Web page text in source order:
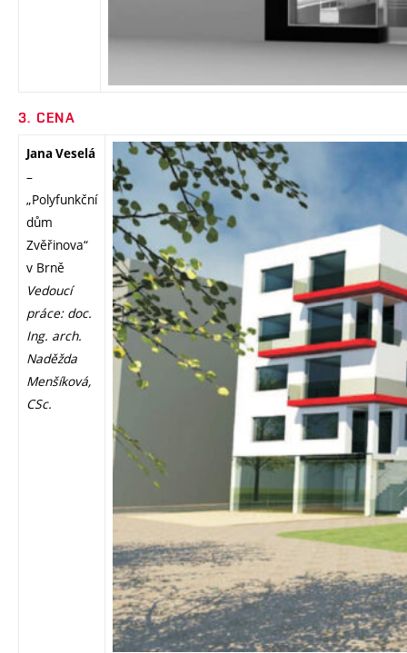
3. CENA
Jana Veselá
–
„Polyfunkční
dům
Zvěřinova“
v Brně
Vedoucí
práce: doc.
Ing. arch.
Naděžda
Menšíková,
CSc.